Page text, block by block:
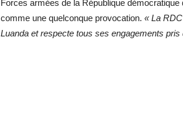
Forces armées de la République démocratique
comme une quelconque provocation. « La
Luanda et respecte tous ses engagements pris